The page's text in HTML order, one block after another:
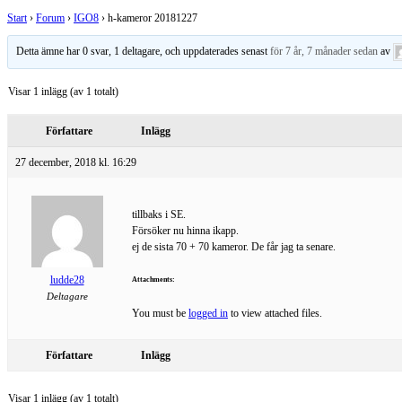
Start › Forum › IGO8 › h-kameror 20181227
Detta ämne har 0 svar, 1 deltagare, och uppdaterades senastför 7 år, 7 månader sedan av
Visar 1 inlägg (av 1 totalt)
Författare Inlägg
27 december, 2018 kl. 16:29
ludde28
Deltagare
tillbaks i SE.
Försöker nu hinna ikapp.
ej de sista 70 + 70 kameror. De får jag ta senare.
Attachments:
You must be logged in to view attached files.
Författare Inlägg
Visar 1 inlägg (av 1 totalt)